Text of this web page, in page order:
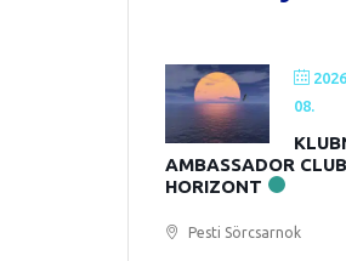
08.
AMBASSADOR CLUB
HORIZONT
Pesti Sörcsarnok